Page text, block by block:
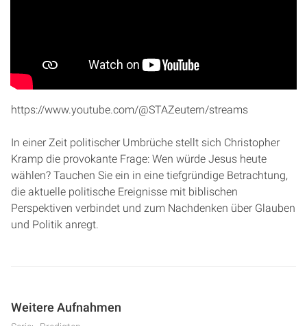
Startseite
https://www.youtube.com/@STAZeutern/streams
In einer Zeit politischer Umbrüche stellt sich Christopher
Kramp die provokante Frage: Wen würde Jesus heute
wählen? Tauchen Sie ein in eine tiefgründige Betrachtung,
die aktuelle politische Ereignisse mit biblischen
Perspektiven verbindet und zum Nachdenken über Glauben
und Politik anregt.
Weitere Aufnahmen